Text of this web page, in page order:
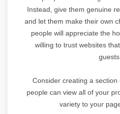
Instead, give them genuine
and let them make their own
people will appreciate the
willing to trust websites
guests.
Consider creating a
people can view all of your
variety to your